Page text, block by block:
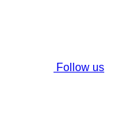
Follow us